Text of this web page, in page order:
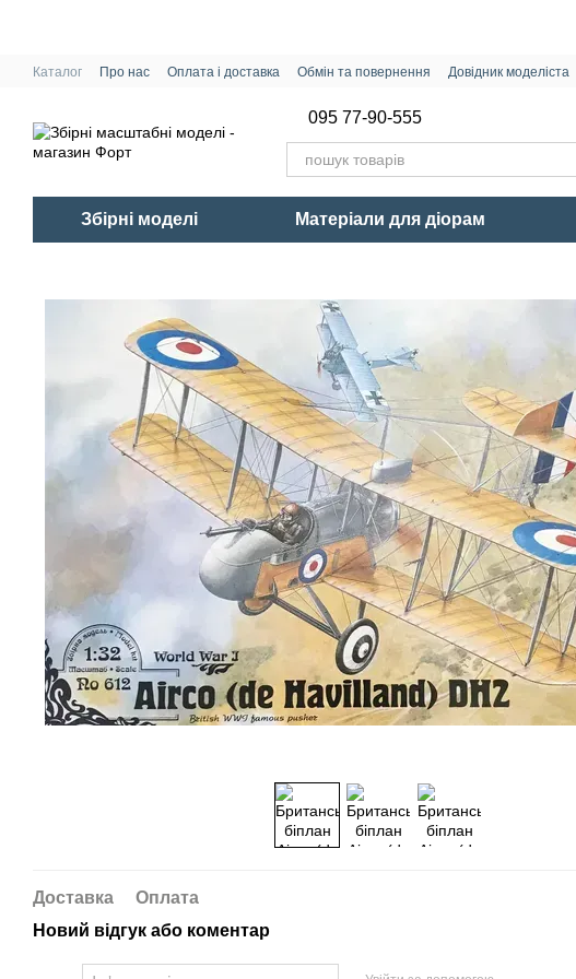
Каталог Про нас Оплата і доставка Обмін та повернення Довідник моделіста
095 77-90-555
Збірні моделі Матеріали для діорам
Доставка
Оплата
Новий відгук або коментар